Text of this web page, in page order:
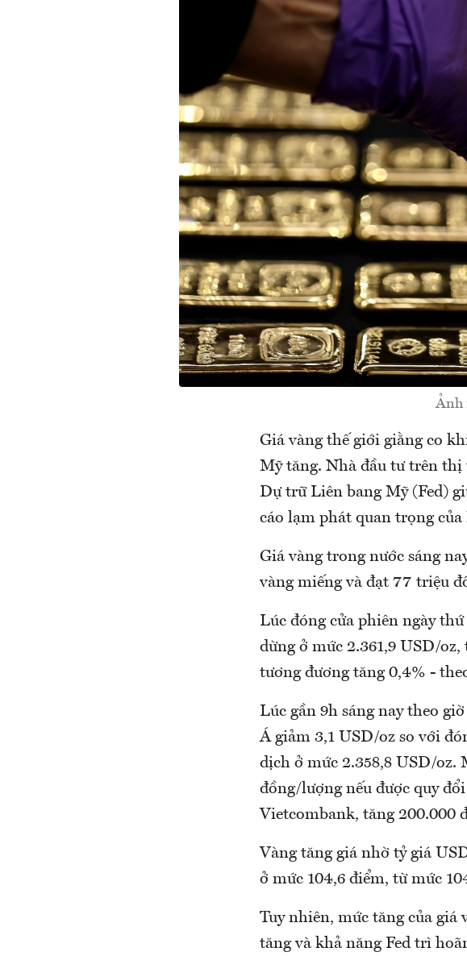
Ảnh
Giá vàng thế giới giằng co
Mỹ tăng. Nhà đầu tư trên thị
Dự trữ Liên bang Mỹ (Fed)
cáo lạm phát quan trọng
Giá vàng trong nước sáng
vàng miếng và đạt 77 triệu
Lúc đóng cửa phiên ngày
dừng ở mức 2.361,9 USD/
tương đương tăng 0,4% -
Lúc gần 9h sáng nay theo
Á giảm 3,1 USD/oz so với
dịch ở mức 2.358,8 USD/oz.
đồng/lượng nếu được quy
Vietcombank, tăng 200.000
Vàng tăng giá nhờ tỷ giá
ở mức 104,6 điểm, từ mức
Tuy nhiên, mức tăng của
tăng và khả năng Fed trì